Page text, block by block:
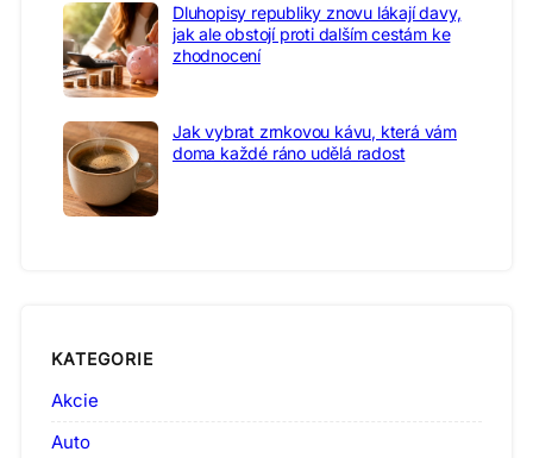
Dluhopisy republiky znovu lákají davy,
jak ale obstojí proti dalším cestám ke
zhodnocení
Jak vybrat zrnkovou kávu, která vám
doma každé ráno udělá radost
KATEGORIE
Akcie
Auto